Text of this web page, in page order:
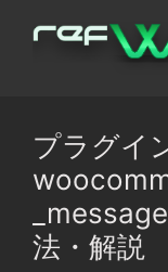
プラグイ
法・解説